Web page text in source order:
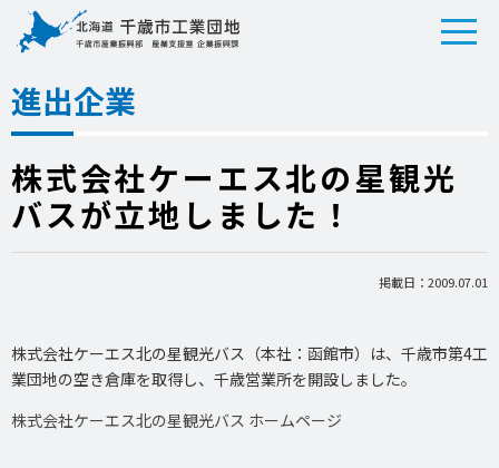
進出企業
株式会社ケーエス北の星観光
バスが立地しました！
掲載日：2009.07.01
株式会社ケーエス北の星観光バス（本社：函館市）は、千歳市第4工
業団地の空き倉庫を取得し、千歳営業所を開設しました。
株式会社ケーエス北の星観光バス ホームページ